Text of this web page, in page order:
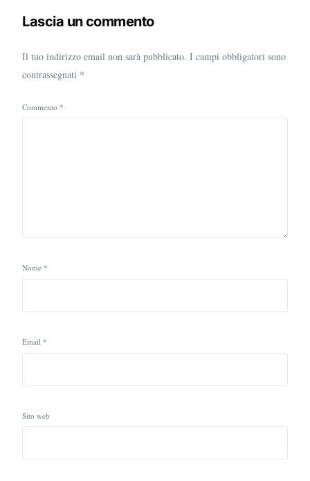
Lascia un commento
Il tuo indirizzo email non sarà pubblicato. I campi obbligatori sono
contrassegnati *
Commento *
Nome *
Email *
Sito web